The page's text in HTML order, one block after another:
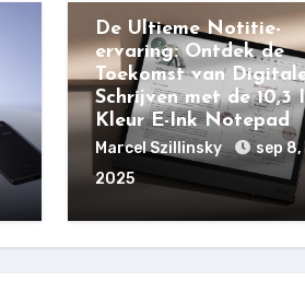
De Ultieme Notitie-
ervaring: Ontdek de
Toekomst van
Schrijven met de 10,3
Kleur E-Ink Notepad
Marcel Szillinsky
sep 8,
2025